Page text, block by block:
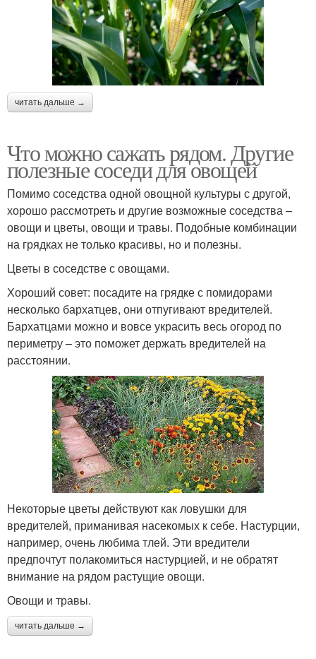
читать дальше →
Что можно сажать рядом. Другие
полезные соседи для овощей
Помимо соседства одной овощной культуры с другой,
хорошо рассмотреть и другие возможные соседства –
овощи и цветы, овощи и травы. Подобные комбинации
на грядках не только красивы, но и полезны.
Цветы в соседстве с овощами.
Хороший совет: посадите на грядке с помидорами
несколько бархатцев, они отпугивают вредителей.
Бархатцами можно и вовсе украсить весь огород по
периметру – это поможет держать вредителей на
расстоянии.
Некоторые цветы действуют как ловушки для
вредителей, приманивая насекомых к себе. Настурции,
например, очень любима тлей. Эти вредители
предпочтут полакомиться настурцией, и не обратят
внимание на рядом растущие овощи.
Овощи и травы.
читать дальше →